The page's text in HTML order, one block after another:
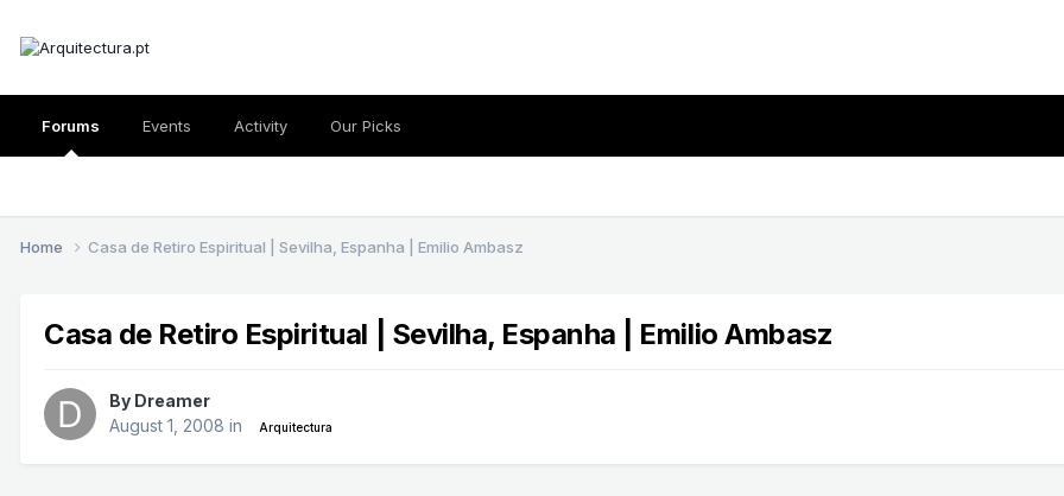
Forums Events Activity Our Picks
Home Casa de Retiro Espiritual | Sevilha, Espanha | Emilio Ambasz
Casa de Retiro Espiritual | Sevilha, Espanha | Emilio Ambasz
By Dreamer
August 1, 2008 in Arquitectura